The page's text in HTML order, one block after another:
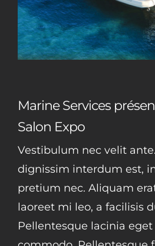
Marine Services
Salon Expo
Vestibulum nec velit
dignissim interdum est,
pretium nec. Aliquam
laoreet mi leo, a facilisis
Pellentesque lacinia eget